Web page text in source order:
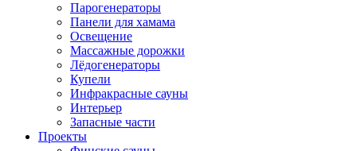
Парогенераторы
Панели для хамама
Освещение
Массажные дорожки
Лёдогенераторы
Купели
Инфракрасные сауны
Интерьер
Запасные части
Проекты